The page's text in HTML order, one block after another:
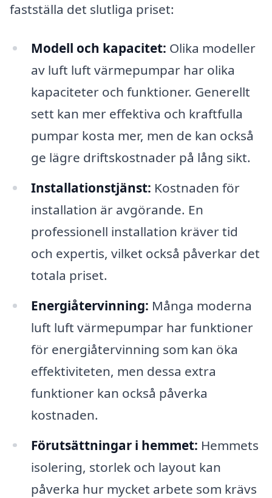
fastställa det slutliga priset:
Modell och kapacitet: Olika modeller
av luft luft värmepumpar har olika
kapaciteter och funktioner. Generellt
sett kan mer effektiva och kraftfulla
pumpar kosta mer, men de kan också
ge lägre driftskostnader på lång sikt.
Installationstjänst: Kostnaden för
installation är avgörande. En
professionell installation kräver tid
och expertis, vilket också påverkar det
totala priset.
Energiåtervinning: Många moderna
luft luft värmepumpar har funktioner
för energiåtervinning som kan öka
effektiviteten, men dessa extra
funktioner kan också påverka
kostnaden.
Förutsättningar i hemmet: Hemmets
isolering, storlek och layout kan
påverka hur mycket arbete som krävs